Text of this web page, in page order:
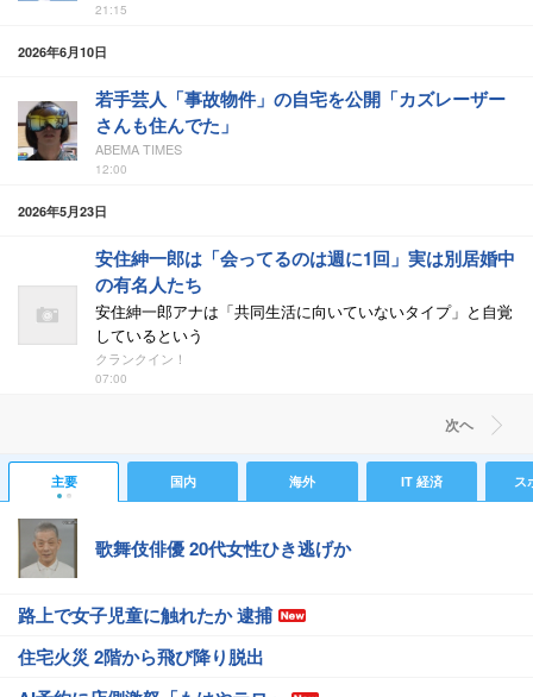
21:15
2026年6月10日
若手芸人「事故物件」の自宅を公開「カズレーザー
さんも住んでた」
ABEMA TIMES
12:00
2026年5月23日
安住紳一郎は「会ってるのは週に1回」実は別居婚中
の有名人たち
安住紳一郎アナは「共同生活に向いていないタイプ」と自覚
しているという
クランクイン！
07:00
次ヘ
主要 国内 海外 IT 経済 ス
歌舞伎俳優 20代女性ひき逃げか
路上で女子児童に触れたか 逮捕
住宅火災 2階から飛び降り脱出